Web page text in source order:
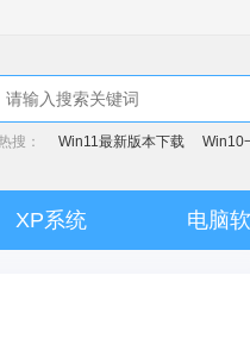
搜： Win11最新版本下载 Win10
XP系统 电脑